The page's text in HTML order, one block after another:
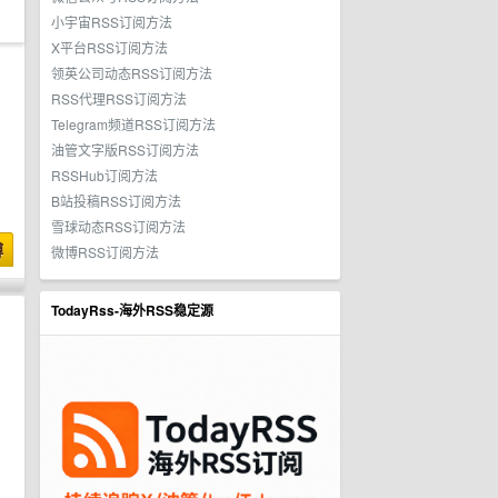
小宇宙RSS订阅方法
X平台RSS订阅方法
领英公司动态RSS订阅方法
RSS代理RSS订阅方法
Telegram频道RSS订阅方法
油管文字版RSS订阅方法
RSSHub订阅方法
B站投稿RSS订阅方法
雪球动态RSS订阅方法
微博RSS订阅方法
TodayRss-海外RSS稳定源